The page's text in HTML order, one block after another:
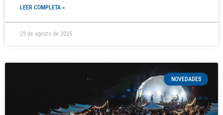
LEER COMPLETA »
29 de agosto de 2025
NOVEDADES